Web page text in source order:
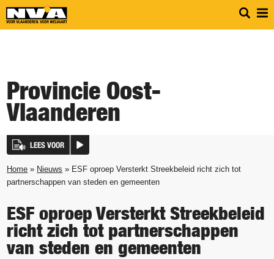
Provincie Oost-
Vlaanderen
LEES VOOR
Home » Nieuws » ESF oproep Versterkt Streekbeleid richt zich tot
partnerschappen van steden en gemeenten
ESF oproep Versterkt Streekbeleid
richt zich tot partnerschappen
van steden en gemeenten